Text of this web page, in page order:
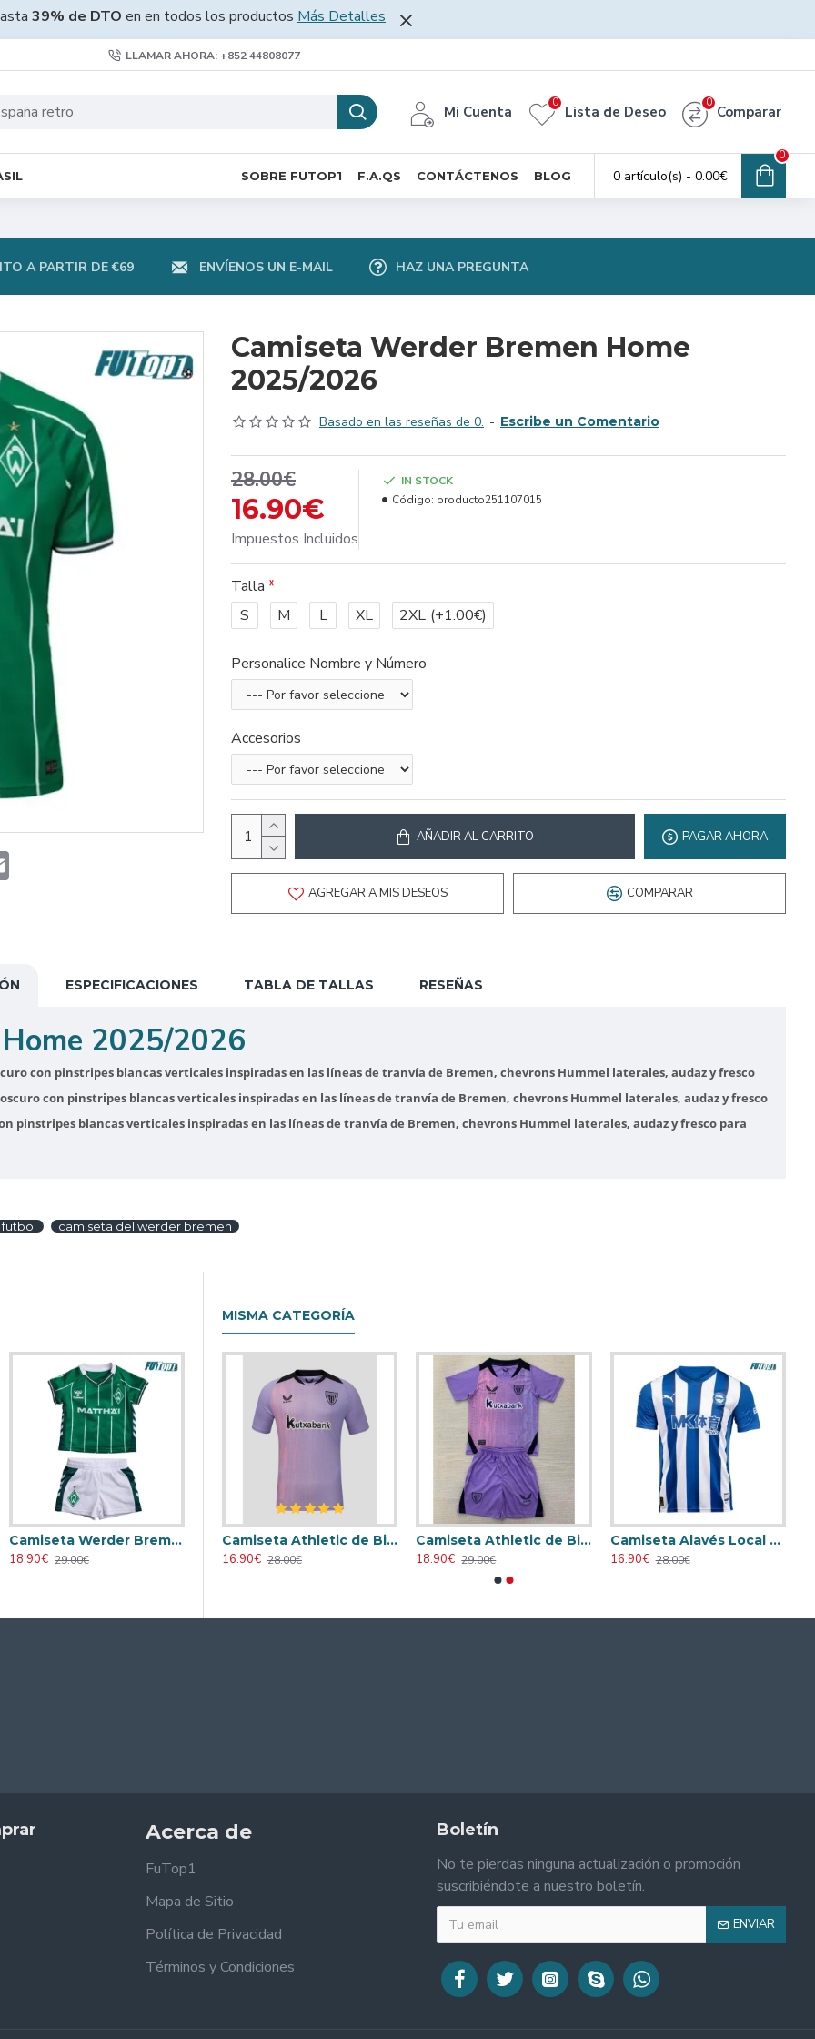
39% de DTO en en todos los productos Más Detalles
LLAMAR AHORA: +852 44808077
Mi Cuenta Lista de Deseo
0
Comparar
0
SOBRE FUTOP1 F.A.QS CONTÁCTENOS BLOG 0 artículo(s) - 0.00€
0
A PARTIR DE €69 ENVÍENOS UN E-MAIL HAZ UNA PREGUNTA
Email
Camiseta Werder Bremen Home
2025/2026
Basado en las reseñas de 0. - Escribe un Comentario
16.90€
28.00€
Impuestos Incluidos
IN STOCK
Código: producto251107015
Talla
S
M L XL 2XL (+1.00€)
Personalice Nombre y Número
Accesorios
AÑADIR AL CARRITO PAGAR AHORA
AGREGAR A MIS DESEOS COMPARAR
ESPECIFICACIONES TABLA DE TALLAS RESEÑAS
2025/2026
con pinstripes blancas verticales inspiradas en las líneas de tranvía de Bremen, chevrons Hummel laterales, audaz y fresco
con pinstripes blancas verticales inspiradas en las líneas de tranvía de Bremen, chevrons Hummel laterales, audaz y fresco
pinstripes blancas verticales inspiradas en las líneas de tranvía de Bremen, chevrons Hummel laterales, audaz y fresco para
futbol camiseta del werder bremen
Camiseta Werder Bremen Home 2025/2026 Niño
18.90€ 29.00€
MISMA CATEGORÍA
23.90€ 31.00€
Camiseta Athletic de Bilbao 2024/2025 Alternativo
16.90€ 28.00€
Camiseta Athletic de Bilbao 2024/2025 Alternativo Niño Kit
18.90€ 29.00€
Camiseta Alavés Local 2025/2026 Azul/Blanco con Parche La Liga
16.90€ 28.00€
Acerca de
FuTop1
Mapa de Sitio
Política de Privacidad
Términos y Condiciones
Boletín
No te pierdas ninguna actualización o promoción
suscribiéndote a nuestro boletín.
ENVIAR